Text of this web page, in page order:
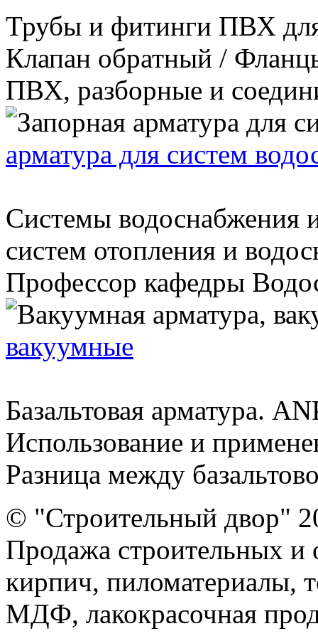
Трубы и фитинги ПВХ
Клапан обратный /
ПВХ, разборные и
арматура для систем
Системы водоснабжения
систем отопления и
Профессор кафедры
вакуумные
Базальтовая арматура.
Использование и
Разница между
© "Строительный двор"
Продажа строительных и
кирпич, пиломатериалы,
МДФ, лакокрасочная